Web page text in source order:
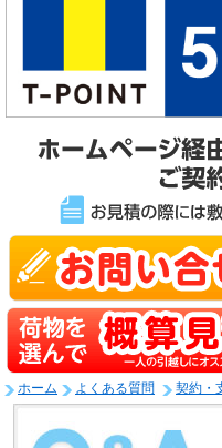
ホーム よくある質問 契約・